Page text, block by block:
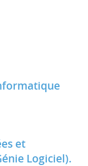
et
Logiciel).